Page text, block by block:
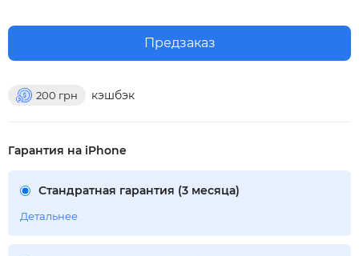
Предзаказ
200 грн кэшбэк
Гарантия на iPhone
Стандратная гарантия (3 месяца)
Детальнее